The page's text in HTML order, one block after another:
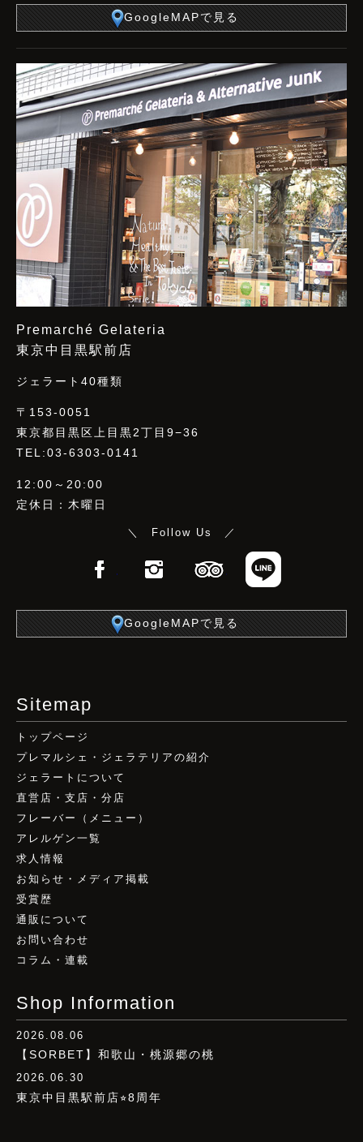
GoogleMAPで見る
Premarché Gelateria
東京中目黒駅前店
ジェラート40種類
〒153-0051
東京都目黒区上目黒2丁目9−36
TEL:03-6303-0141
12:00～20:00
定休日：木曜日
＼ Follow Us ／
FacebookInstagramTripAdvisor
GoogleMAPで見る
Sitemap
トップページ
プレマルシェ・ジェラテリアの紹介
ジェラートについて
直営店・支店・分店
フレーバー（メニュー）
アレルゲン一覧
求人情報
お知らせ・メディア掲載
受賞歴
通販について
お問い合わせ
コラム・連載
Shop Information
2026.08.06
【SORBET】和歌山・桃源郷の桃
2026.06.30
東京中目黒駅前店⭐︎8周年